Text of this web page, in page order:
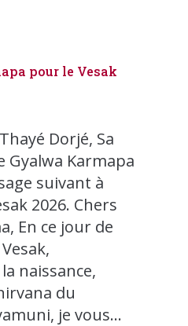
pour le Vesak
Dorjé, Sa
Gyalwa Karmapa
suivant à
2026. Chers
En ce jour de
naissance,
du
je vous...